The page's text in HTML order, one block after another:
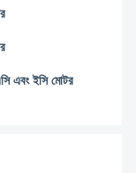
এবং ইসি মোটর